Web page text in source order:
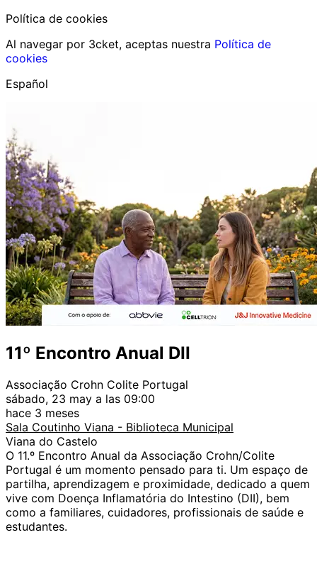
Política de cookies
Al navegar por 3cket, aceptas nuestra Política de
cookies
Español
11º Encontro Anual DII
Associação Crohn Colite Portugal
sábado, 23 may a las 09:00
hace 3 meses
Sala Coutinho Viana - Biblioteca Municipal
Viana do Castelo
O 11.º Encontro Anual da Associação Crohn/Colite
Portugal é um momento pensado para ti. Um espaço de
partilha, aprendizagem e proximidade, dedicado a quem
vive com Doença Inflamatória do Intestino (DII), bem
como a familiares, cuidadores, profissionais de saúde e
estudantes.